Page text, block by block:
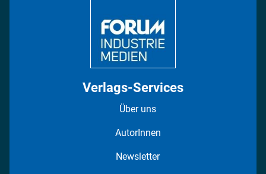
Verlags-Services
Über uns
AutorInnen
Newsletter